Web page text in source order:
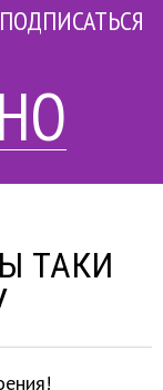
ПОДПИСАТЬСЯ
ТАКИ